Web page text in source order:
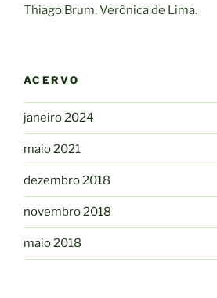
Thiago Brum, Verônica de Lima.
ACERVO
janeiro 2024
maio 2021
dezembro 2018
novembro 2018
maio 2018